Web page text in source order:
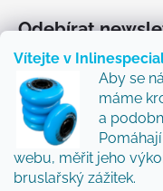
Vítejte v
Aby se
máme
a
webu, měřit jeho
bruslařský zážitek.
Odebírat
Vložte svůj e-mail a
o nových
Přidejte se k nám a
novinky a tipy.
E-mail